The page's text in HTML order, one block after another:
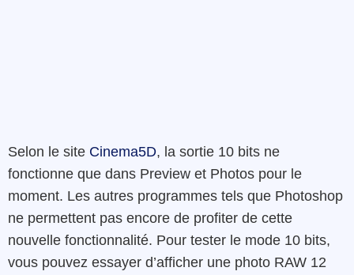
Selon le site Cinema5D, la sortie 10 bits ne
fonctionne que dans Preview et Photos pour le
moment. Les autres programmes tels que Photoshop
ne permettent pas encore de profiter de cette
nouvelle fonctionnalité. Pour tester le mode 10 bits,
vous pouvez essayer d’afficher une photo RAW 12